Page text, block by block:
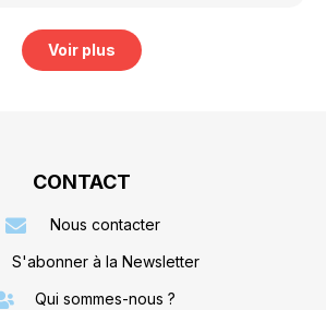
Voir plus
CONTACT
Nous contacter
S'abonner à la Newsletter
Qui sommes-nous ?